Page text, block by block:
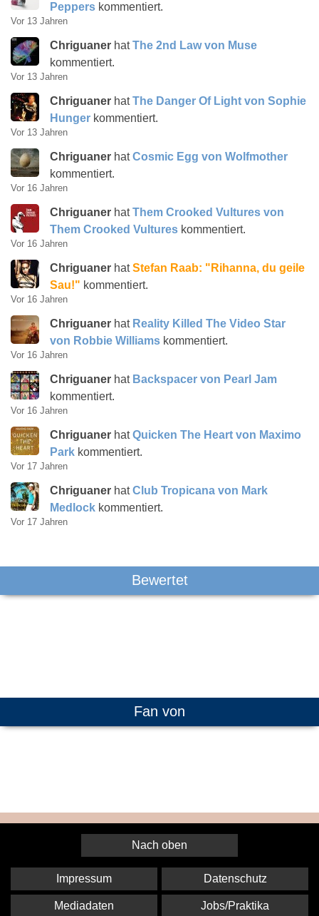
Peppers kommentiert.
Vor 13 Jahren
Chriguaner hatThe 2nd Law von Muse
kommentiert.
Vor 13 Jahren
Chriguaner hatThe Danger Of Light von Sophie
Hunger kommentiert.
Vor 13 Jahren
Chriguaner hatCosmic Egg von Wolfmother
kommentiert.
Vor 16 Jahren
Chriguaner hatThem Crooked Vultures von
Them Crooked Vultures kommentiert.
Vor 16 Jahren
Chriguaner hatStefan Raab: "Rihanna, du geile
Sau!" kommentiert.
Vor 16 Jahren
Chriguaner hat Reality Killed The Video Star
von Robbie Williams kommentiert.
Vor 16 Jahren
Chriguaner hat Backspacer von Pearl Jam
kommentiert.
Vor 16 Jahren
Chriguaner hatQuicken The Heart von Maximo
Park kommentiert.
Vor 17 Jahren
Chriguaner hatClub Tropicana von Mark
Medlock kommentiert.
Vor 17 Jahren
Bewertet
Fan von
Nach oben
Impressum Datenschutz
Mediadaten Jobs/Praktika